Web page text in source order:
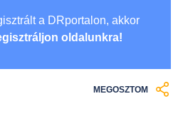
a DRportalon, akkor
oldalunkra!
MEGOSZTOM